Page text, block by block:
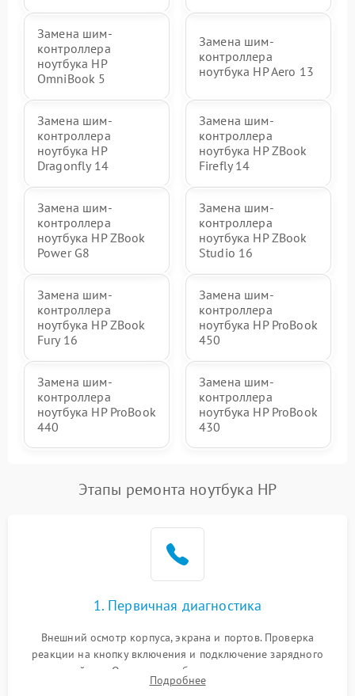
Замена шим-
контроллера
ноутбука HP
OmniBook 5
Замена шим-
контроллера
ноутбука HP Aero 13
Замена шим-
контроллера
ноутбука HP
Dragonfly 14
Замена шим-
контроллера
ноутбука HP ZBook
Firefly 14
Замена шим-
контроллера
ноутбука HP ZBook
Power G8
Замена шим-
контроллера
ноутбука HP ZBook
Studio 16
Замена шим-
контроллера
ноутбука HP ZBook
Fury 16
Замена шим-
контроллера
ноутбука HP ProBook
450
Замена шим-
контроллера
ноутбука HP ProBook
440
Замена шим-
контроллера
ноутбука HP ProBook
430
Этапы ремонта ноутбука HP
1. Первичная диагностика
Внешний осмотр корпуса, экрана и портов. Проверка
реакции на кнопку включения и подключение зарядного
устройства. Оценка потребления тока с помощью
лабораторного блока питания для локализации проблемы.
Подробнее